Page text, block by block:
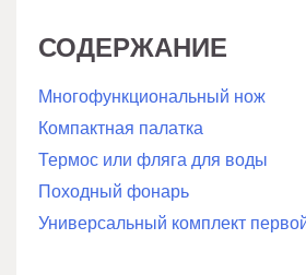
СОДЕРЖАНИЕ
Многофункциональный нож
Компактная палатка
Термос или фляга для воды
Походный фонарь
Универсальный комплект